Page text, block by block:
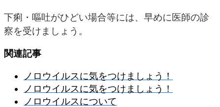
下痢・嘔吐がひどい場合等には、早めに医師の診
察を受けましょう。
関連記事
ノロウイルスに気をつけましょう！
ノロウイルスに気をつけましょう！
ノロウイルスについて